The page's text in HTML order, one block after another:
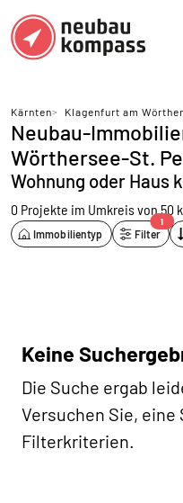
Kärnten> Klagenfurt am
Neubau-
Wörthersee-St.
Wohnung oder Haus
0 Projekte im Umkreis von 50
Immobilientyp Filter
1
Keine
Die Suche ergab
Versuchen Sie,
Filterkriterien.